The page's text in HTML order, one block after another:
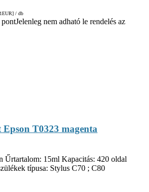
EUR] / db
pontJelenleg nem adható le rendelés az
T0323 magenta
Űrtartalom: 15ml Kapacitás: 420 oldal
típusa: Stylus C70 ; C80